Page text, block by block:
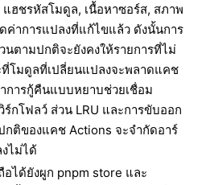
ฮชรหัสโมดูล, เนื้อหาซอร์ส, สภาพ
ค่าการแปลงที่แก้ไขแล้ว ดังนั้นการ
นตามปกติจะยังคงให้รายการที่ไม่
โมดูลที่เปลี่ยนแปลงจะพลาดแคช
การกู้คืนแบบหยาบช่วยเชื่อม
ร์กโฟลว์ ส่วน LRU และการขับออก
กติของแคช Actions จะจำกัดอาร์
ไม่ได้
อได้ยังผูก pnpm store และ